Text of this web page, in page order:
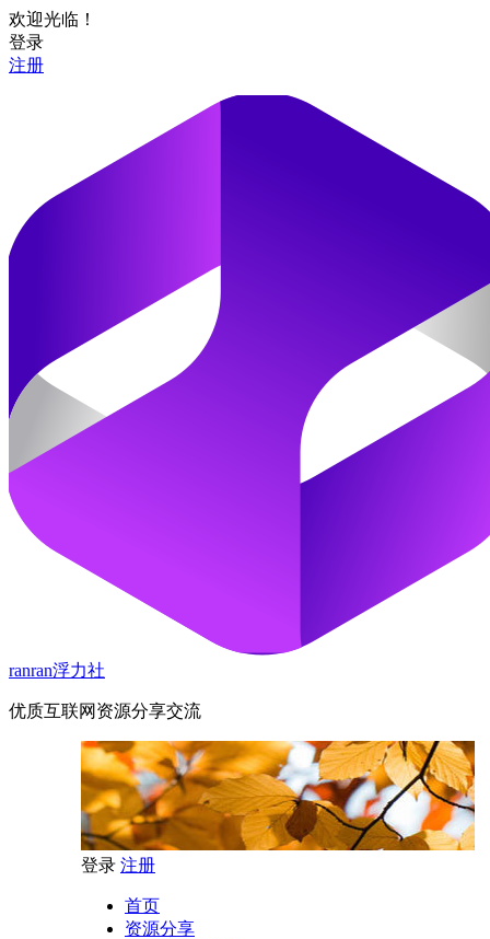
欢迎光临！
登录
注册
ranran浮力社
优质互联网资源分享交流
登录 注册
首页
资源分享